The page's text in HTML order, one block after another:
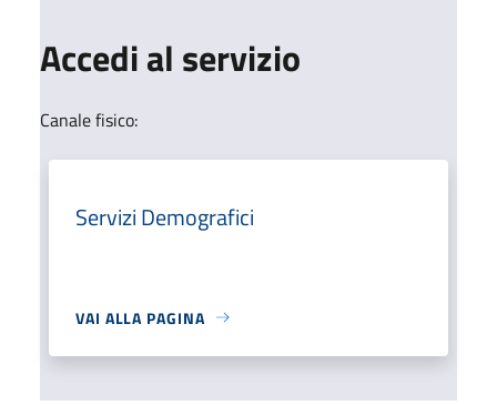
Accedi al servizio
Canale fisico:
Servizi Demografici
VAI ALLA PAGINA